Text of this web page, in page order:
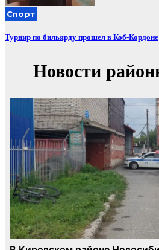
Спорт
Турнир по бильярду прошел в Коб-Кордоне